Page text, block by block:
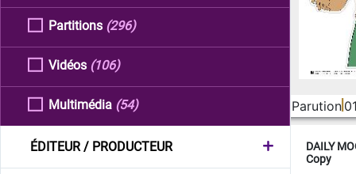
Partitions (296)
Vidéos (106)
Multimédia (54)
ÉDITEUR / PRODUCTEUR
Parution
DAILY
Copy